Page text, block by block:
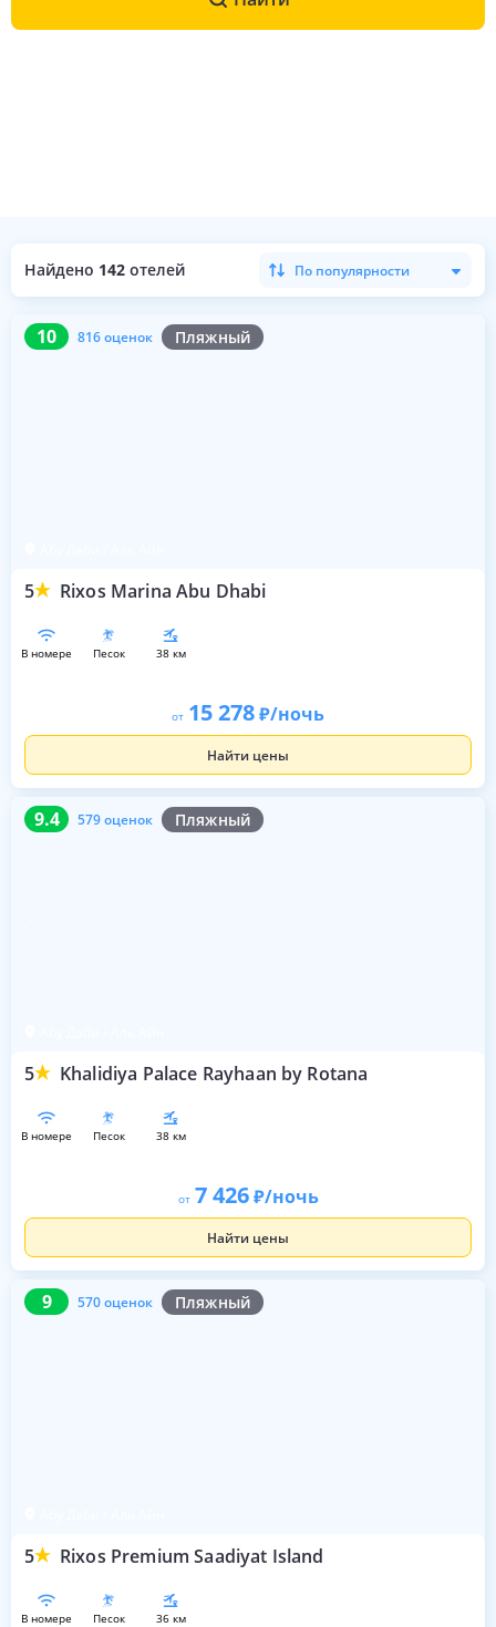
Найдено 142 отелей По популярности
10 816 оценок Пляжный
5 Rixos Marina Abu Dhabi
10 816 оценок
в номере песок 38 км
от 15 278 /ночь
Найти цены
9.4 579 оценок Пляжный
5 Khalidiya Palace Rayhaan by Rotana
9.4 579 оценок
в номере песок 38 км
от 7 426 /ночь
Найти цены
9 570 оценок Пляжный
5 Rixos Premium Saadiyat Island
9 570 оценок
в номере песок 36 км